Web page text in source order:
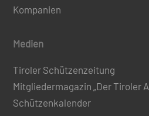
Kompanien
Medien
Tiroler Schützenzeitung
Mitgliedermagazin „Der Tiroler
Schützenkalender